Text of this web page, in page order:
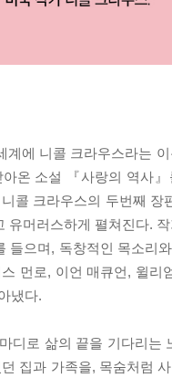
계에 니콜 크라우스라는
온 소설 『사랑의 역사
콜 크라우스의 두번째 장
유머러스하게 펼쳐진다.
들으며, 독창적인 목소리
먼로, 이언 매큐언, 윌
냈다.
디로 삶의 끝을 기다리
집과 가족을, 목숨처럼